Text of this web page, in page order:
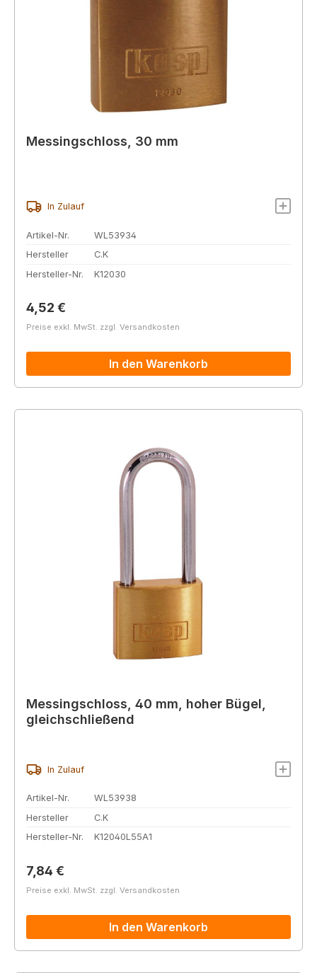
Messingschloss, 30 mm
In Zulauf
Artikel-Nr.
WL53934
Hersteller
C.K
Hersteller-Nr.
K12030
Regulärer Preis:
4,52 €
Preise exkl. MwSt. zzgl. Versandkosten
In den Warenkorb
Messingschloss, 40 mm, hoher Bügel,
gleichschließend
In Zulauf
Artikel-Nr.
WL53938
Hersteller
C.K
Hersteller-Nr.
K12040L55A1
Regulärer Preis:
7,84 €
Preise exkl. MwSt. zzgl. Versandkosten
In den Warenkorb